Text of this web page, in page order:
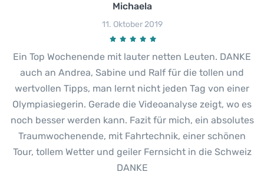
Michaela
11. Oktober 2019
Ein Top Wochenende mit lauter netten Leuten. DANKE
auch an Andrea, Sabine und Ralf für die tollen und
wertvollen Tipps, man lernt nicht jeden Tag von einer
Olympiasiegerin. Gerade die Videoanalyse zeigt, wo es
noch besser werden kann. Fazit für mich, ein absolutes
Traumwochenende, mit Fahrtechnik, einer schönen
Tour, tollem Wetter und geiler Fernsicht in die Schweiz
DANKE